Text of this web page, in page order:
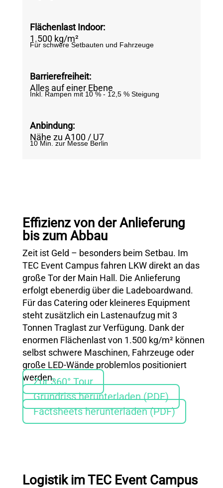
Flächenlast Indoor:
1.500 kg/m²
Für schwere Setbauten und Fahrzeuge
Barrierefreiheit:
Alles auf einer Ebene
Inkl. Rampen mit 10 % - 12,5 % Steigung
Anbindung:
Nähe zu A100 / U7
10 Min. zur Messe Berlin
Effizienz von der Anlieferung
bis zum Abbau
Zeit ist Geld – besonders beim Setbau. Im
TEC Event Campus fahren LKW direkt an das
große Tor der Main Hall. Die Anlieferung
erfolgt ebenerdig über die Ladeboardwand.
Für das Catering oder kleineres Equipment
steht zusätzlich ein Lastenaufzug mit 3
Tonnen Traglast zur Verfügung. Dank der
enormen Flächenlast von 1.500 kg/m² können
selbst schwere Maschinen, Fahrzeuge oder
große LED-Wände problemlos positioniert
werden.
Zur 360° Tour
Grundriss herunterladen (PDF)
Factsheets herunterladen (PDF)
Logistik im TEC Event Campus